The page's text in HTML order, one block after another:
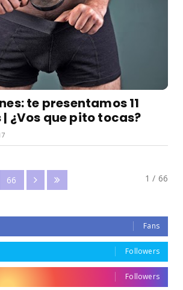
te presentamos 11
¿Vos que pito tocas?
1 / 66
66
Fans
Followers
Followers